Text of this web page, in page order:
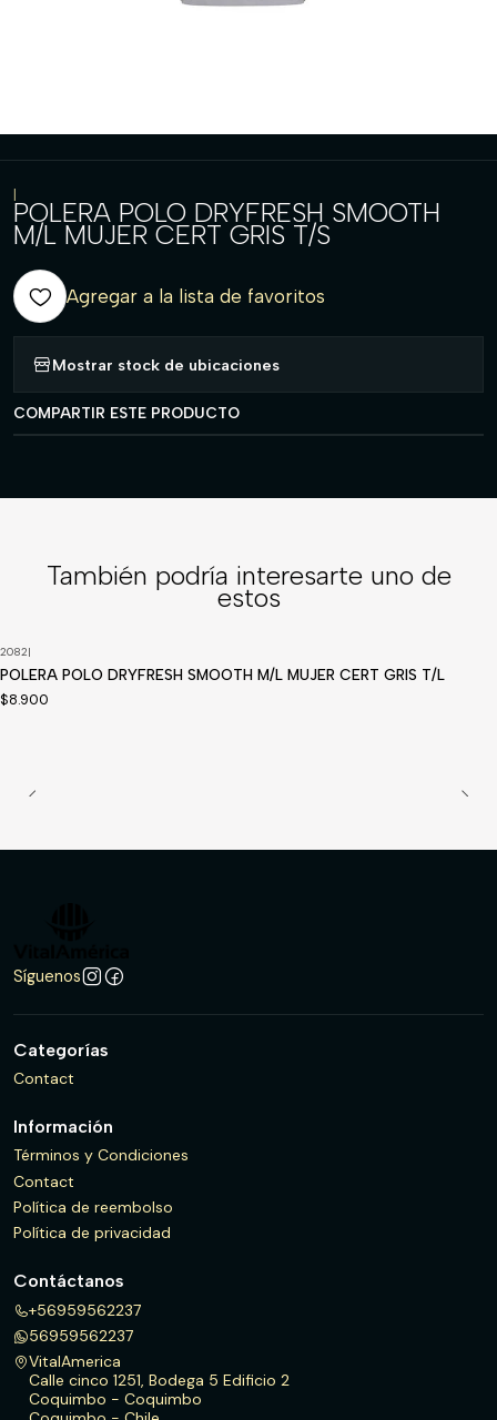
|
POLERA POLO DRYFRESH SMOOTH
M/L MUJER CERT GRIS T/S
Agregar a la lista de favoritos
Mostrar stock de ubicaciones
COMPARTIR ESTE PRODUCTO
También podría interesarte uno de
estos
2082|
POLERA POLO DRYFRESH SMOOTH M/L MUJER CERT GRIS T/L
$8.900
Síguenos
Categorías
Contact
Información
Términos y Condiciones
Contact
Política de reembolso
Política de privacidad
Contáctanos
+56959562237
56959562237
VitalAmerica
Calle cinco 1251, Bodega 5 Edificio 2
Coquimbo - Coquimbo